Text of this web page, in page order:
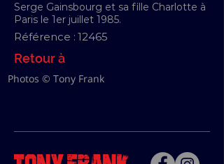
Serge Gainsbourg et sa fille Charlotte à
Paris le 1er juillet 1985.
Référence : 12465
Retour à
Photos © Tony Frank